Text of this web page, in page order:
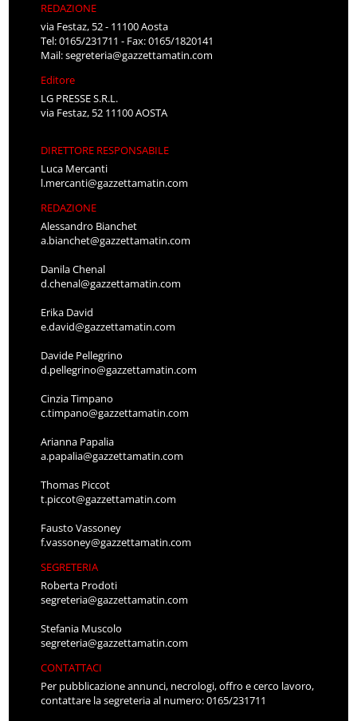
REDAZIONE
via Festaz, 52 - 11100 Aosta
Tel: 0165/231711 - Fax: 0165/1820141
Mail:segreteria@gazzettamatin.com
Editore
LG PRESSE S.R.L.
via Festaz, 52 11100 AOSTA
DIRETTORE RESPONSABILE
Luca Mercanti
l.mercanti@gazzettamatin.com
REDAZIONE
Alessandro Bianchet
a.bianchet@gazzettamatin.com
Danila Chenal
d.chenal@gazzettamatin.com
Erika David
e.david@gazzettamatin.com
Davide Pellegrino
d.pellegrino@gazzettamatin.com
Cinzia Timpano
c.timpano@gazzettamatin.com
Arianna Papalia
a.papalia@gazzettamatin.com
Thomas Piccot
t.piccot@gazzettamatin.com
Fausto Vassoney
f.vassoney@gazzettamatin.com
SEGRETERIA
Roberta Prodoti
segreteria@gazzettamatin.com
Stefania Muscolo
segreteria@gazzettamatin.com
CONTATTACI
Per pubblicazione annunci, necrologi, offro e cerco lavoro,
contattare la segreteria al numero: 0165/231711